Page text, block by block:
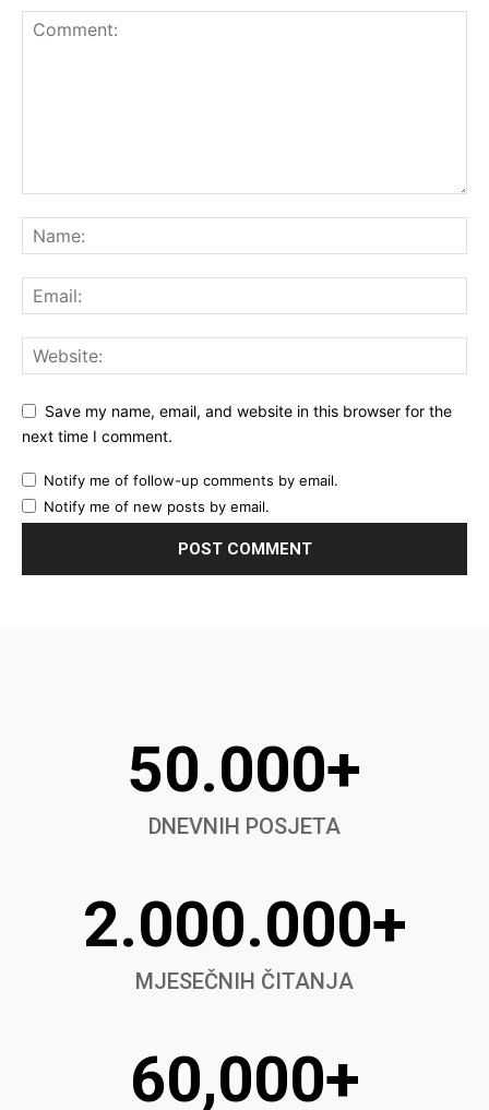
Save my name, email, and website in this browser for the
next time I comment.
Notify me of follow-up comments by email.
Notify me of new posts by email.
50.000+
DNEVNIH POSJETA
2.000.000+
MJESEČNIH ČITANJA
60,000+